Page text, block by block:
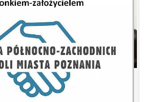
w sprawie
Łebska, Łagowska,
Żukowska